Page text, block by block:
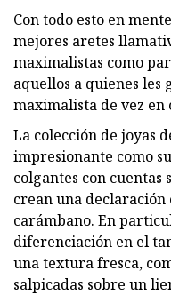
Con todo esto en
mejores aretes
maximalistas como
aquellos a quienes les
maximalista de vez en
La colección de joyas
impresionante como
colgantes con
crean una
carámbano. En
diferenciación en el
una textura fresca,
salpicadas sobre un